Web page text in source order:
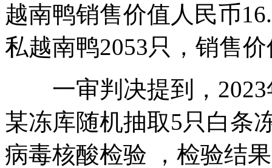
越南鸭销售价值人民币
私越南鸭2053只，销售
一审判决提到，2023
某冻库随机抽取5只白条
病毒核酸检验 ，检验结